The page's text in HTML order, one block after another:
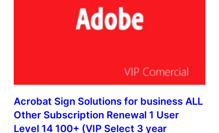
Acrobat Sign Solutions for business ALL
Other Subscription Renewal 1 User
Level 14 100+ (VIP Select 3 year